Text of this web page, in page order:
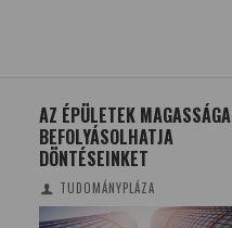
AZ ÉPÜLETEK MAGASSÁGA
BEFOLYÁSOLHATJA
DÖNTÉSEINKET
TUDOMÁNYPLÁZA